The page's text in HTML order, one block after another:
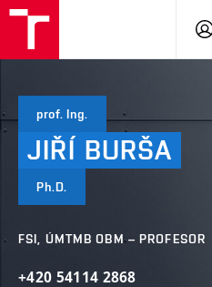
prof. Ing.
JIŘÍ BURŠA
Ph.D.
FSI, ÚMTMB OBM – PROFESOR
+420 54114 2868